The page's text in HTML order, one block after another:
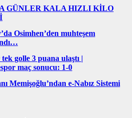
GÜNLER KALA HIZLI KİLO
Osimhen’den muhteşem
golle 3 puana ulaştı |
maç sonucu: 1-0
Memişoğlu’ndan e-Nabız Sistemi